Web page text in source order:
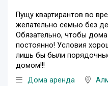
Пущу квартирантов во
желательно семью без
Обязательно, чтобы
постоянно! Условия
лишь бы были
домом!!!
Дома аренда